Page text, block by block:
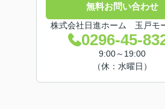
無料お問い合わせ
株式会社日進ホーム 玉戸モ
0296-45-
9:00～19:00
（休：水曜日）